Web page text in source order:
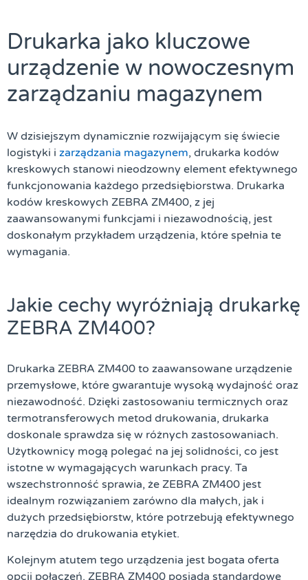
Drukarka jako kluczowe
urządzenie w nowoczesnym
zarządzaniu magazynem
W dzisiejszym dynamicznie rozwijającym się świecie
logistyki i zarządzania magazynem, drukarka kodów
kreskowych stanowi nieodzowny element efektywnego
funkcjonowania każdego przedsiębiorstwa. Drukarka
kodów kreskowych ZEBRA ZM400, z jej
zaawansowanymi funkcjami i niezawodnością, jest
doskonałym przykładem urządzenia, które spełnia te
wymagania.
Jakie cechy wyróżniają drukarkę
ZEBRA ZM400?
Drukarka ZEBRA ZM400 to zaawansowane urządzenie
przemysłowe, które gwarantuje wysoką wydajność oraz
niezawodność. Dzięki zastosowaniu termicznych oraz
termotransferowych metod drukowania, drukarka
doskonale sprawdza się w różnych zastosowaniach.
Użytkownicy mogą polegać na jej solidności, co jest
istotne w wymagających warunkach pracy. Ta
wszechstronność sprawia, że ZEBRA ZM400 jest
idealnym rozwiązaniem zarówno dla małych, jak i
dużych przedsiębiorstw, które potrzebują efektywnego
narzędzia do drukowania etykiet.
Kolejnym atutem tego urządzenia jest bogata oferta
opcji połączeń. ZEBRA ZM400 posiada standardowe